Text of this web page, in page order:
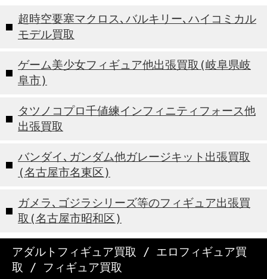
超時空要塞マクロス､バルキリー､ハイコミカル
モデル買取
ゲーム美少女フィギュア他出張買取(岐阜県岐
阜市)
タツノコプロ千値練インフィニティフォース他
出張買取
バンダイ､ガンダム他ガレージキット出張買取
(名古屋市名東区)
ガメラ､ゴジラシリーズ等のフィギュア出張買
取(名古屋市昭和区)
アダルトフィギュア買取 / エロフィギュア買
取 / フィギュア買取